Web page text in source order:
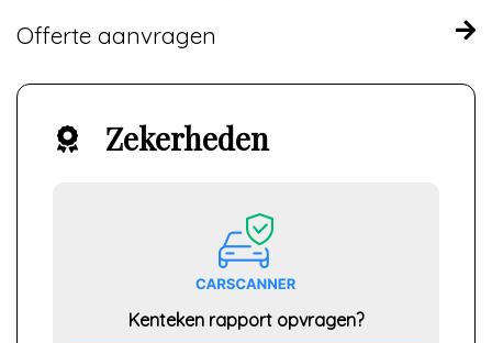
Offerte aanvragen
Zekerheden
Kenteken rapport opvragen?